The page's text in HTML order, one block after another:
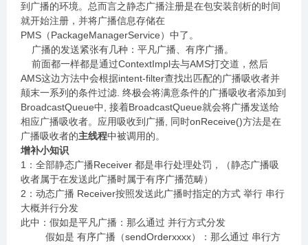
到广播的环境。总而言之静态广播注册是在包安装剖析的时间
就开始注册，并将广播信息存储在
PMS（PackageManagerService）中了。
广播的发送紧张有几种：平凡广播、有序广播。
前面都一样都是通过ContextImpl去与AMS打交道，然后
AMS这边方法中会根据intent-filter查找出匹配的广播吸收者并
颠末一系列的条件过滤. 终极会将满意条件的广播吸收者添加到
BroadcastQueue中, 接着BroadcastQueue就会将广播发送给
相应广播吸收者。应用吸收到广播, 同时onReceive()方法是在
广播吸收者的主线程中被调用的。
增补小知识
1：全部静态广播Receiver 都是串行处理处罚，（静态广播吸
收者属于在发送此广播时属于有序广播范畴）
2：动态广播 Receiver按照发送此广播时指定的方式 举行 串行
大概并行分发
此中：假如是平凡广播：那么通过 并行方式分发
假如是 有序广播（sendOrderxxxx）：那么通过 串行方